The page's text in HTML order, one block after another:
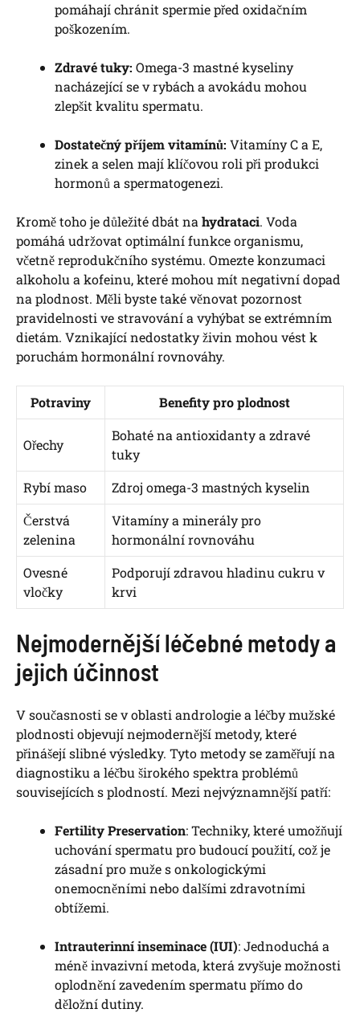
pomáhají chránit spermie před oxidačním
poškozením.
Zdravé tuky: Omega-3 mastné kyseliny
nacházející se v rybách a avokádu mohou
zlepšit kvalitu spermatu.
Dostatečný příjem vitamínů: Vitamíny C a E,
zinek a selen mají klíčovou roli při produkci
hormonů a spermatogenezi.
Kromě toho je důležité dbát nahydrataci. Voda
pomáhá udržovat optimální funkce organismu,
včetně reprodukčního systému. Omezte konzumaci
alkoholu a kofeinu, které mohou mít negativní dopad
na plodnost. Měli byste také věnovat pozornost
pravidelnosti ve stravování a vyhýbat se extrémním
dietám. Vznikající nedostatky živin mohou vést k
poruchám hormonální rovnováhy.
Potraviny Benefity pro plodnost
Ořechy
Bohaté na antioxidanty a zdravé
tuky
Rybí maso
Zdroj omega-3 mastných kyselin
Čerstvá
zelenina
Vitamíny a minerály pro
hormonální rovnováhu
Ovesné
vločky
Podporují zdravou hladinu cukru v
krvi
Nejmodernější léčebné metody a
jejich účinnost
V současnosti se v oblasti andrologie a léčby mužské
plodnosti objevují nejmodernější metody, které
přinášejí slibné výsledky. Tyto metody se zaměřují na
diagnostiku a léčbu širokého spektra problémů
souvisejících s plodností. Mezi nejvýznamnější patří:
Fertility Preservation: Techniky, které umožňují
uchování spermatu pro budoucí použití, což je
zásadní pro muže s onkologickými
onemocněními nebo dalšími zdravotními
obtížemi.
Intrauterinní inseminace (IUI): Jednoduchá a
méně invazivní metoda, která zvyšuje možnosti
oplodnění zavedením spermatu přímo do
děložní dutiny.